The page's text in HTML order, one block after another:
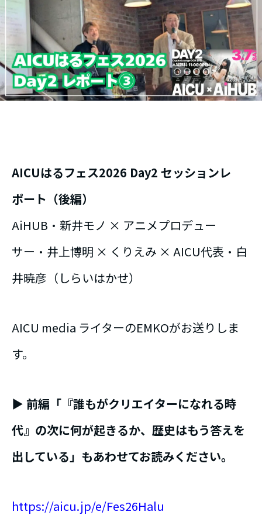
AICUはるフェス2026 Day2 セッションレ
ポート（後編）
AiHUB・新井モノ × アニメプロデュー
サー・井上博明 × くりえみ × AICU代表・白
井暁彦（しらいはかせ）
AICU media ライターのEMKOがお送りしま
す。
▶ 前編「『誰もがクリエイターになれる時
代』の次に何が起きるか、歴史はもう答えを
出している」もあわせてお読みください。
https://aicu.jp/e/Fes26Halu